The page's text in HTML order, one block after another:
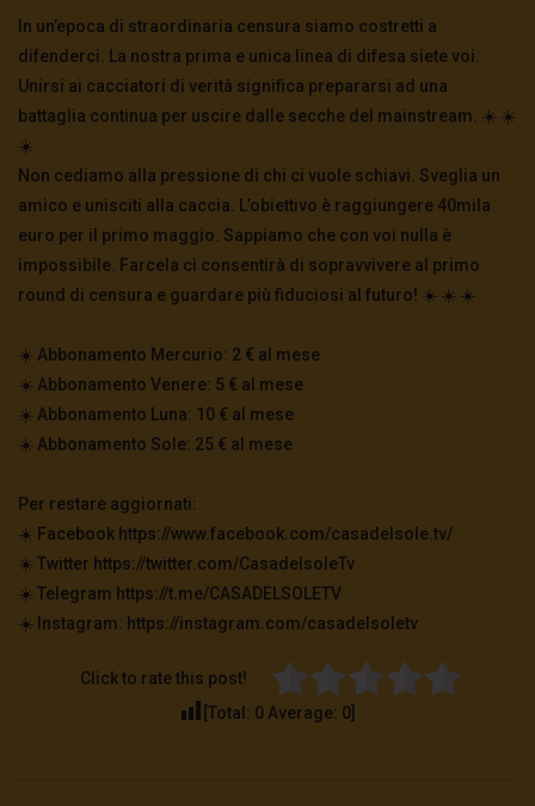
In un’epoca di straordinaria censura siamo costretti a
difenderci. La nostra prima e unica linea di difesa siete voi.
Unirsi ai cacciatori di verità significa prepararsi ad una
battaglia continua per uscire dalle secche del mainstream. ☀️ ☀️
☀️
Non cediamo alla pressione di chi ci vuole schiavi. Sveglia un
amico e unisciti alla caccia. L’obiettivo è raggiungere 40mila
euro per il primo maggio. Sappiamo che con voi nulla è
impossibile. Farcela ci consentirà di sopravvivere al primo
round di censura e guardare più fiduciosi al futuro! ☀️ ☀️ ☀️
☀️ Abbonamento Mercurio: 2 € al mese
☀️ Abbonamento Venere: 5 € al mese
☀️ Abbonamento Luna: 10 € al mese
☀️ Abbonamento Sole: 25 € al mese
Per restare aggiornati:
☀️ Facebook https://www.facebook.com/casadelsole.tv/
☀️ Twitter https://twitter.com/CasadelsoleTv
☀️ Telegram https://t.me/CASADELSOLETV
☀️ Instagram: https://instagram.com/casadelsoletv
Click to rate this post!
[Total: 0 Average: 0